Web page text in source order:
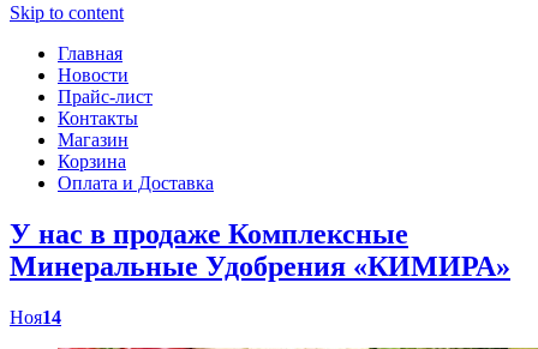
Skip to content
Главная
Новости
Прайс-лист
Контакты
Магазин
Корзина
Оплата и Доставка
У нас в продаже Комплексные
Минеральные Удобрения «КИМИРА»
Ноя14